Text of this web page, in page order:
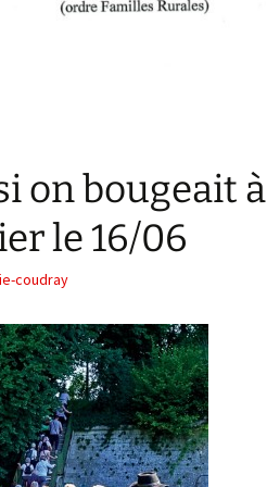
on bougeait à
le 16/06
coudray